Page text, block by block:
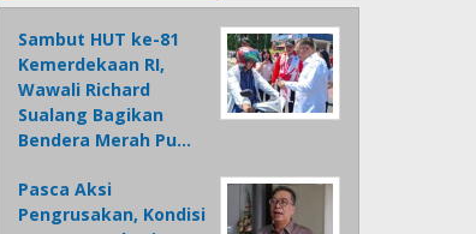
Sambut HUT ke-81
Kemerdekaan RI,
Wawali Richard
Sualang Bagikan
Bendera Merah Pu…
Pasca Aksi
Pengrusakan, Kondisi